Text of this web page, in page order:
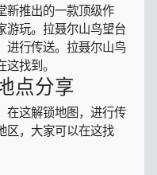
新推出的一款顶级作
游玩。拉聂尔山鸟望台
进行传送。拉聂尔山鸟
找到。
点分享
在这解锁地图，进行传
区，大家可以在这找